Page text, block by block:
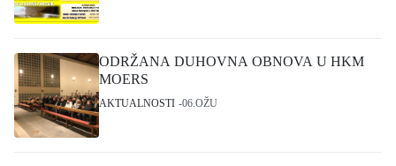
ODRŽANA DUHOVNA OBNOVA U HKM
MOERS
AKTUALNOSTI 06.OŽU